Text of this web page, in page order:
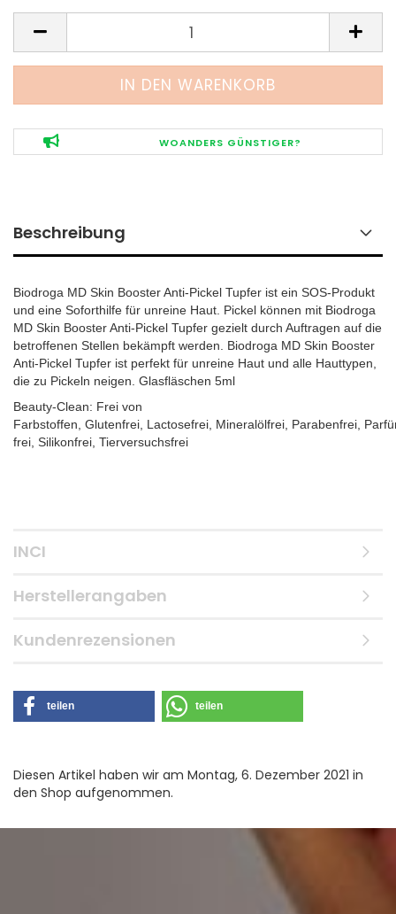
WOANDERS GÜNSTIGER?
Beschreibung
Biodroga MD Skin Booster Anti-Pickel Tupfer ist ein SOS-Produkt
und eine Soforthilfe für unreine Haut. Pickel können mit Biodroga
MD Skin Booster Anti-Pickel Tupfer gezielt durch Auftragen auf die
betroffenen Stellen bekämpft werden. Biodroga MD Skin Booster
Anti-Pickel Tupfer ist perfekt für unreine Haut und alle Hauttypen,
die zu Pickeln neigen. Glasfläschen 5ml
Beauty-Clean: Frei von
Farbstoffen, Glutenfrei, Lactosefrei, Mineralölfrei, Parabenfrei,
frei, Silikonfrei, Tierversuchsfrei
INCI
Herstellerangaben
Kundenrezensionen
teilen teilen
Diesen Artikel haben wir am Montag, 6. Dezember 2021 in
den Shop aufgenommen.